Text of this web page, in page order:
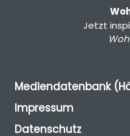
Jetzt
Mediendatenbank
Impressum
Datenschutz